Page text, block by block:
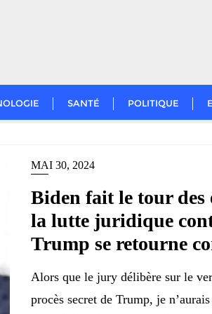
SANTÉ POLITIQUE
MAI 30, 2024
Biden fait le tour des
la lutte juridique
Trump se retourne
Alors que le jury délibère sur le
procès secret de Trump, je